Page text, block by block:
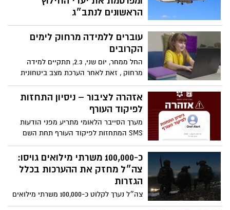
הראשונים לנתב״ג
בכפוף לאישור המדינה וגופי הביטחון, תיבחן
הפעלת טיסות במטוסי KlasJet מיעדים
קרובים באירופה, לטאבה או לעקבה עבור
לקוחות אל על וסאן דור אל על מודיעה על
תחילת ההיערכות למבצע החילוץ שיחל ברגע
עוברים ללמידה מרחוק לימים
הקרובים
החל ממחר, יום שני, 2.3, תתקיים למידה
מרחוק , זאת לאחר הערכת מצב ביטחונית
שנערכה בהובלת שר החינוך ומנכ"ל משרד
החינוך, ובהתאם להנחיות פיקוד העורף
שלפיהן לא תתקיים פעילות חינוכית פיזית,
נקבע מתווה הלמידה מרחוק לימים הקרובים
עבור כלל מערכת החינוך.
אזהרה לציבור – ניסיון התחזות
לפיקוד העורף
מערך הסייבר הלאומי מתריע מפני הודעות
SMS המתחזות לפיקוד העורף תחת השם
“Oref Alert” המכילות בקשה לעדכן לגרסה
חדשה של האפליקציה באמצעות קישור
מצורף
כ-100,000 משרתי מילואים גויסו:
צה״ל מחזק את ההערכות בכלל
הגזרות
צה״ל נערך לקלוט כ-100,000 משרתי מילואים
ומגביר את מוכנתו בגזרות השונות במבצע